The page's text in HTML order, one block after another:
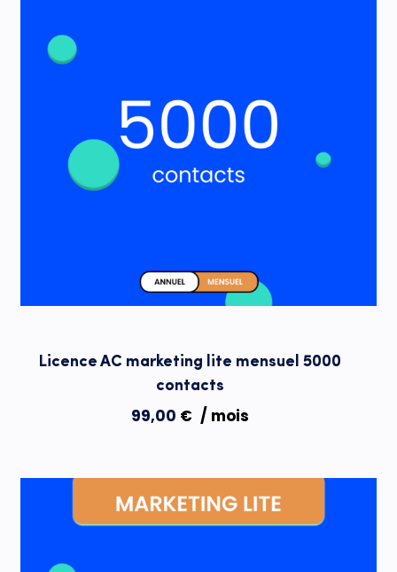
Licence AC marketing lite mensuel 5000
contacts
99,00 € / mois